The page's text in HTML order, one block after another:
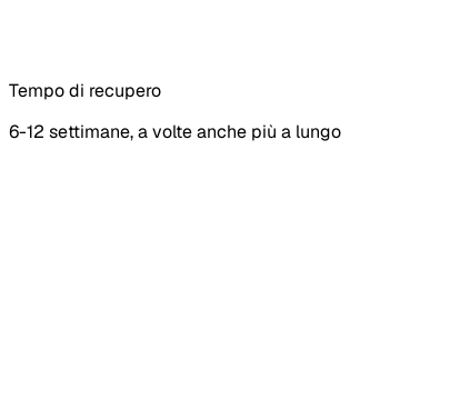
Tempo di recupero
6-12 settimane, a volte anche più a lungo